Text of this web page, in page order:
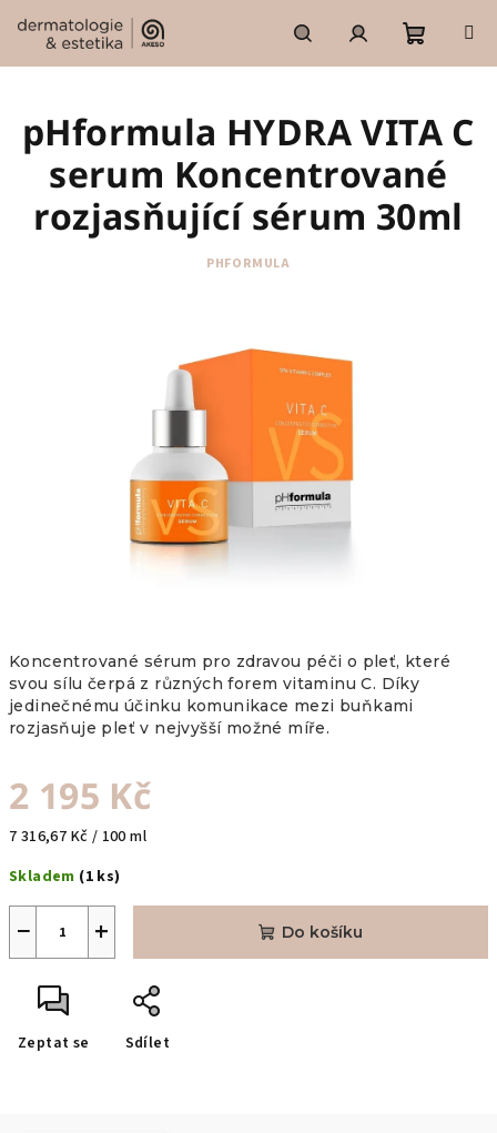
HledatPřihlášeníNákupní
košík
Koncentrované sérum pro zdravou péči o pleť, které
svou sílu čerpá z různých forem vitaminu C. Díky
jedinečnému účinku komunikace mezi buňkami
rozjasňuje pleť v nejvyšší možné míře.
2 195 Kč
Měrná
7 316,67 Kč / 100 ml
Skladem (1 ks)
+
− Do košíku
Zeptat se Sdílet
pHformula HYDRA VITA C
serum Koncentrované
rozjasňující sérum 30ml
PHFORMULA